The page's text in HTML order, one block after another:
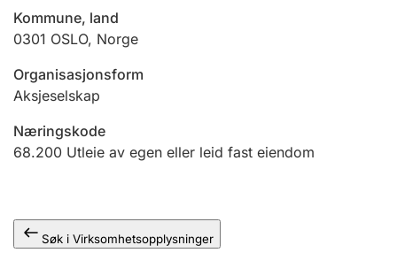
Ektepaktveileder
Kommune, land
0301 OSLO, Norge
Organisasjonsform
Aksjeselskap
Næringskode
68.200 Utleie av egen eller leid fast eiendom
Søk i Virksomhetsopplysninger